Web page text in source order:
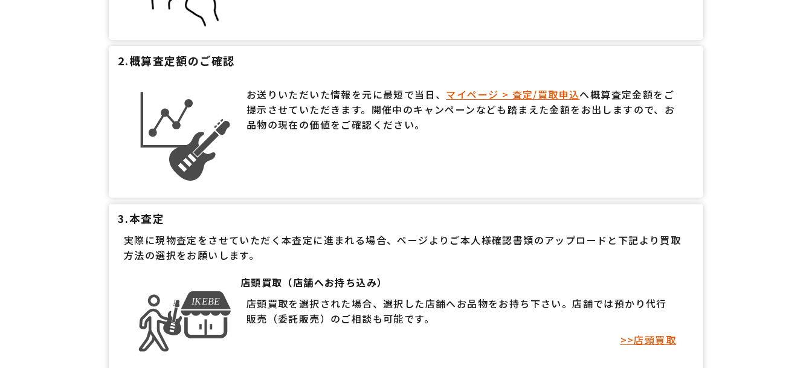
2.概算査定額のご確認
お送りいただいた情報を元に最短で当日、 マイページ > 査定/買取申込へ概算査定金額をご
提示させていただきます。開催中のキャンペーンなども踏まえた金額をお出しますので、お
品物の現在の価値をご確認ください。
3.本査定
実際に現物査定をさせていただく本査定に進まれる場合、ページよりご本人様確認書類のアップロードと下記より買取
方法の選択をお願いします。
店頭買取（店舗へお持ち込み）
店頭買取を選択された場合、選択した店舗へお品物をお持ち下さい。店舗では預かり代行
販売（委託販売）のご相談も可能です。
>>店頭買取